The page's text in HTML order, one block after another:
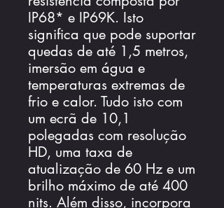
IP68* e IP69K. Isto
significa que pode suportar
quedas de até 1,5 metros,
imersão em água e
temperaturas extremas de
frio e calor. Tudo isto com
um ecrã de 10,1
polegadas com resolução
HD, uma taxa de
atualização de 60 Hz e um
brilho máximo de até 400
nits. Além disso, incorpora